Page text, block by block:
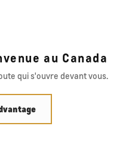
au Canada
qui s'ouvre devant vous.